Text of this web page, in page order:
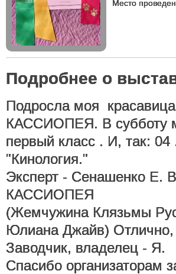
Место
Подробнее о
Подросла моя
КАССИОПЕЯ. В субботу
первый класс . И, так:
"Кинология."
Эксперт - Сенашенко
КАССИОПЕЯ
(Жемчужина Клязьмы
Юлиана Джайв)
Заводчик, владелец - Я.
Спасибо организаторам